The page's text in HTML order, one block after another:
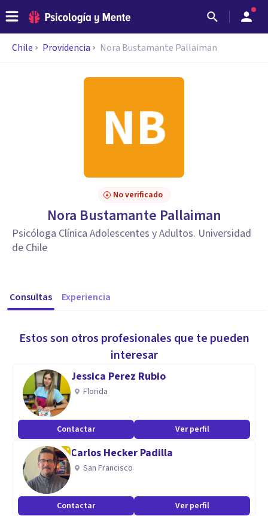
Chile Providencia Nora Bustamante Pallaiman
No verificado
Nora Bustamante Pallaiman
Psicóloga Clínica Adolescentes y Adultos. Universidad
de Chile
Consultas Experiencia
Estos son otros profesionales que te pueden
interesar
Jessica Perez Rubio
Florida
Contactar Ver perfil
Carlos Hecker Padilla
San Francisco
Contactar Ver perfil